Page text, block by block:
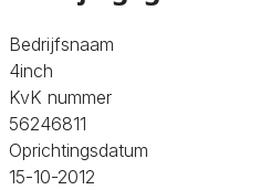
Bedrijfsnaam
4inch
KvK nummer
56246811
Oprichtingsdatum
15-10-2012